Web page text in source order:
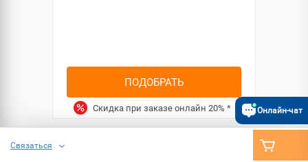
ПОДОБРАТЬ
Скидка при заказе онлайн 20% *
Связаться
Онлайн-чат